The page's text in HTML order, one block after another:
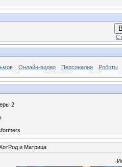
Онлайн-видео Персоналии Роботы
2
и Матрица
-